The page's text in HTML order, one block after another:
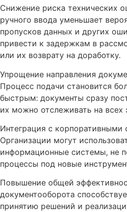
Снижение риска технических
ручного ввода уменьшает
пропусков данных и других
привести к задержкам в
или их возврату на доработку.
Упрощение направления
Процесс подачи становится
быстрым: документы сразу
их можно отслеживать на всех
Интеграция с корпоративными
Организации могут
информационные системы, не
процессы под новые
Повышение общей
документооборота
принятию решений и